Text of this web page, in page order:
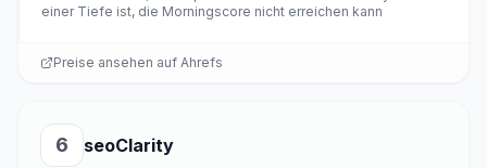
einer Tiefe ist, die Morningscore nicht erreichen kann
Preise ansehen auf Ahrefs
6 seoClarity